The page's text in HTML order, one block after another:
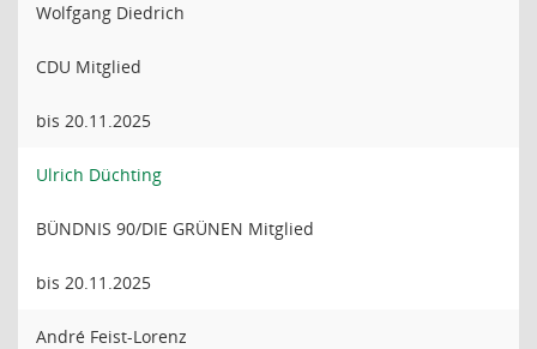
Wolfgang Diedrich
CDU Mitglied
bis 20.11.2025
Ulrich Düchting
BÜNDNIS 90/DIE GRÜNEN Mitglied
bis 20.11.2025
André Feist-Lorenz